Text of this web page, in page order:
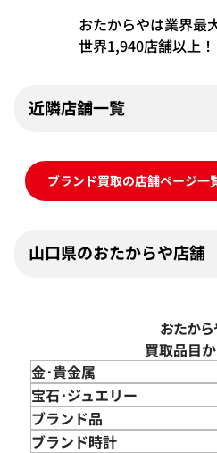
おたからやは業界最
世界1,940店舗以上！
近隣店舗一覧
ブランド買取の店舗ページ一
山口県のおたからや店舗
おたか
買取品目
金･貴金属
金 買取
金のインゴット 買取
金のアクセサリー 買取
宝石･ジュエリー
宝石･ジュエリー買取
ダイヤモンド 買取
ブランド品
バッグ･小物 買取
ブランド時計